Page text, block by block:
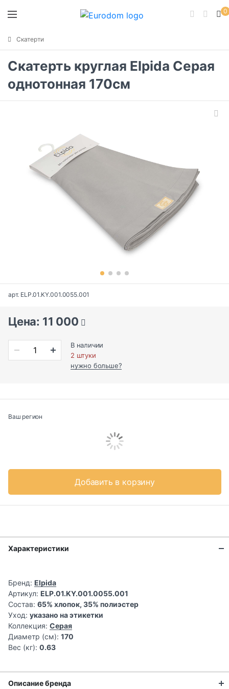
0
Скатерти
Скатерть круглая Elpida Серая
однотонная 170см
арт. ELP.01.KY.001.0055.001
Цена: 11 000
В наличии
2 штуки
нужно больше?
Ваш регион
Добавить в корзину
Характеристики
Бренд: Elpida
Артикул: ELP.01.KY.001.0055.001
Состав: 65% хлопок, 35% полиэстер
Уход: указано на этикетки
Коллекция: Серая
Диаметр (см): 170
Вес (кг): 0.63
Описание бренда